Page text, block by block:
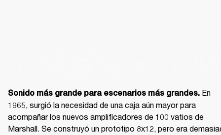
Sonido más grande para escenarios más grandes. En
1965, surgió la necesidad de una caja aún mayor para
acompañar los nuevos amplificadores de 100 vatios de
Marshall. Se construyó un prototipo 8x12, pero era